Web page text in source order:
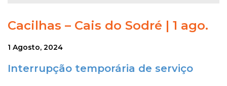
Cacilhas – Cais do Sodré | 1 ago.
1 Agosto, 2024
Interrupção temporária de serviço